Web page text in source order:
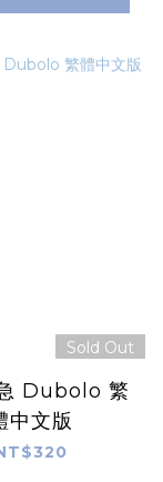
Sold Out
Dubolo 繁
中文版